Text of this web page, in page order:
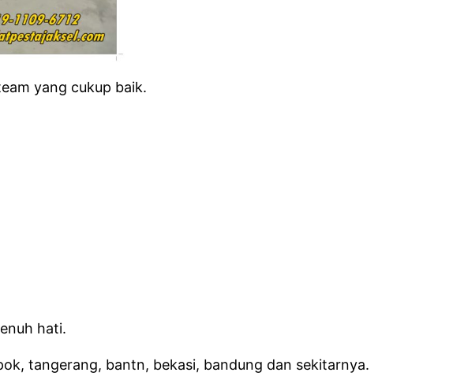
yang cukup baik.
hati.
tangerang, bantn, bekasi, bandung dan sekitarnya.